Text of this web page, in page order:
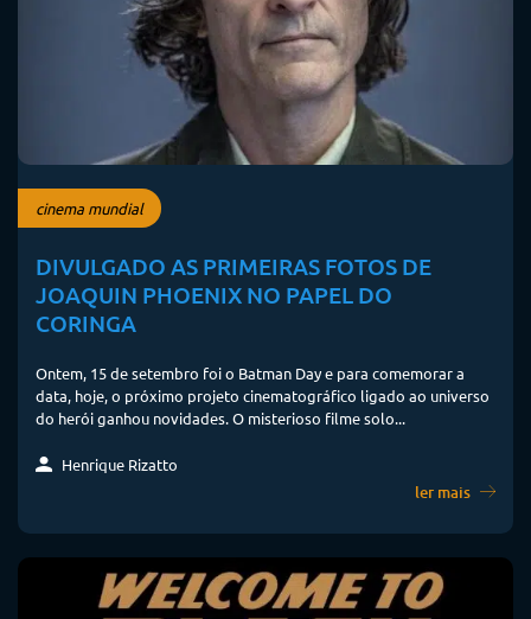
cinema mundial
DIVULGADO AS PRIMEIRAS FOTOS DE
JOAQUIN PHOENIX NO PAPEL DO
CORINGA
Ontem, 15 de setembro foi o Batman Day e para comemorar a
data, hoje, o próximo projeto cinematográfico ligado ao universo
do herói ganhou novidades. O misterioso filme solo...
Henrique Rizatto
ler mais